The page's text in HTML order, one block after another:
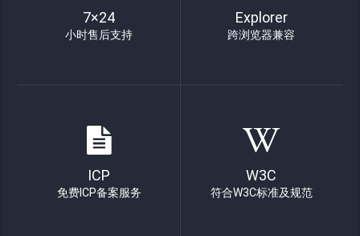
7×24
小时售后支持
Explorer
跨浏览器兼容
ICP
免费ICP备案服务
W3C
符合W3C标准及规范